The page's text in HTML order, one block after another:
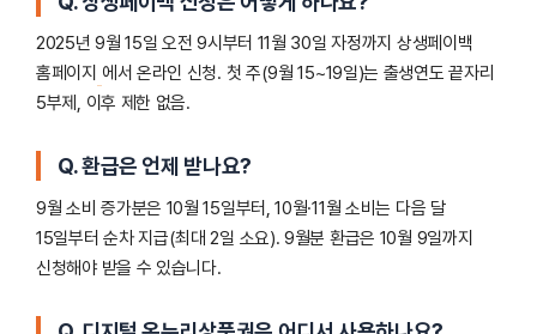
2025년 9월 15일 오전 9시부터 11월 30일 자정까지 상생페이백
홈페이지 에서 온라인 신청. 첫 주(9월 15~19일)는 출생연도 끝자리
5부제, 이후 제한 없음.
Q. 환급은 언제 받나요?
9월 소비 증가분은 10월 15일부터, 10월·11월 소비는 다음 달
15일부터 순차 지급(최대 2일 소요). 9월분 환급은 10월 9일까지
신청해야 받을 수 있습니다.